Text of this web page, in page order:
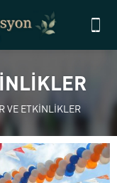
VE ETKİNLİKLER